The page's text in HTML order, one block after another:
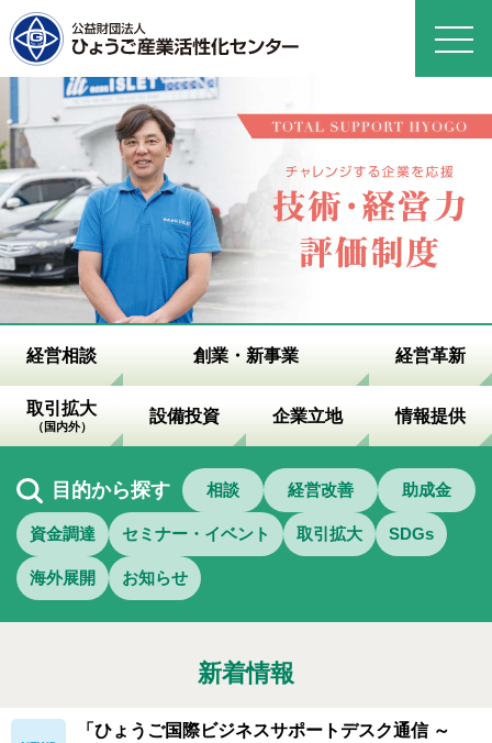
経営相談 創業・新事業 経営革新
取引拡大
（国内外）
設備投資 企業立地 情報提供
目的から探す 相談 経営改善 助成金
資金調達 セミナー・イベント 取引拡大 SDGs
海外展開 お知らせ
新着情報
「ひょうご国際ビジネスサポートデスク通信 ～